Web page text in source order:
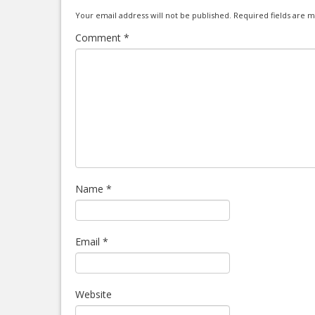
Your email address will not be published. Required fields are
Comment *
Name *
Email *
Website